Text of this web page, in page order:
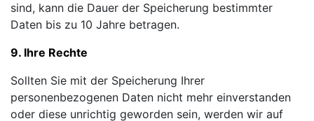
sind, kann die Dauer der Speicherung bestimmter
Daten bis zu 10 Jahre betragen.
9. Ihre Rechte
Sollten Sie mit der Speicherung Ihrer
personenbezogenen Daten nicht mehr einverstanden
oder diese unrichtig geworden sein, werden wir auf